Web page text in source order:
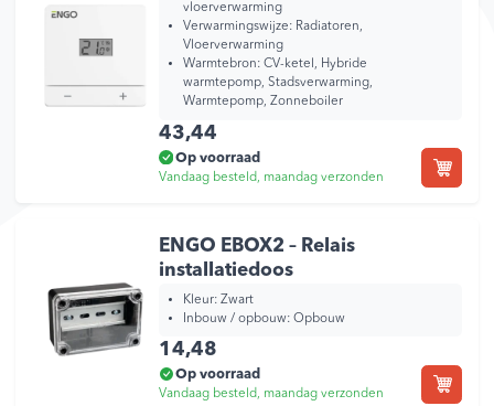
vloerverwarming
Verwarmingswijze: Radiatoren,
Vloerverwarming
Warmtebron: CV-ketel, Hybride
warmtepomp, Stadsverwarming,
Warmtepomp, Zonneboiler
43,44
Op voorraad
Vandaag besteld, maandag verzonden
ENGO EBOX2 – Relais
installatiedoos
Kleur: Zwart
Inbouw / opbouw: Opbouw
14,48
Op voorraad
Vandaag besteld, maandag verzonden